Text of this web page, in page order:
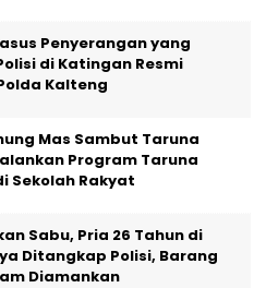
Penyerangan yang
di Katingan Resmi
Kalteng
Mas Sambut Taruna
Program Taruna
Sekolah Rakyat
Sabu, Pria 26 Tahun di
Ditangkap Polisi, Barang
Diamankan